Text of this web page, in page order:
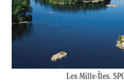
Les Mille-Îles.